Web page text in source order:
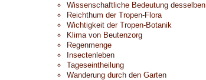
Wissenschaftliche Bedeutung desselben
Reichthum der Tropen-Flora
Wichtigkeit der Tropen-Botanik
Klima von Beutenzorg
Regenmenge
Insectenleben
Tageseintheilung
Wanderung durch den Garten